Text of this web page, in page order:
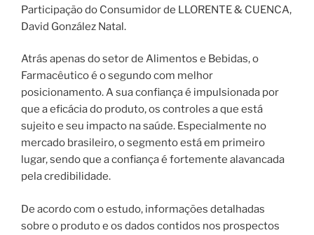
Participação do Consumidor de LLORENTE & CUENCA,
David González Natal.
Atrás apenas do setor de Alimentos e Bebidas, o
Farmacêutico é o segundo com melhor
posicionamento. A sua confiança é impulsionada por
que a eficácia do produto, os controles a que está
sujeito e seu impacto na saúde. Especialmente no
mercado brasileiro, o segmento está em primeiro
lugar, sendo que a confiança é fortemente alavancada
pela credibilidade.
De acordo com o estudo, informações detalhadas
sobre o produto e os dados contidos nos prospectos